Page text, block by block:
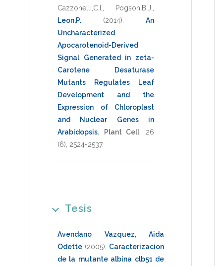
Cazzonelli,C.I.
Pogson,B.J.
Leon,P.
(2014)
An
Uncharacterized
Apocarotenoid-Derived
Signal Generated in zeta-
Carotene Desaturase
Mutants Regulates Leaf
Development and the
Expression of Chloroplast
and Nuclear Genes in
Arabidopsis. Plant Cell
26
(6), 2524-2537.
Tesis
Avendano Vazquez, Aida
Odette (2005)
Caracterizacion
de la mutante albina clb51 de